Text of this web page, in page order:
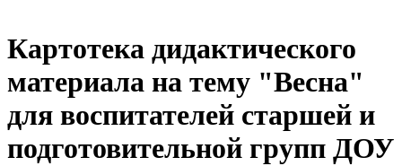
Картотека дидактического
материала на тему "Весна"
для воспитателей старшей и
подготовительной групп ДОУ